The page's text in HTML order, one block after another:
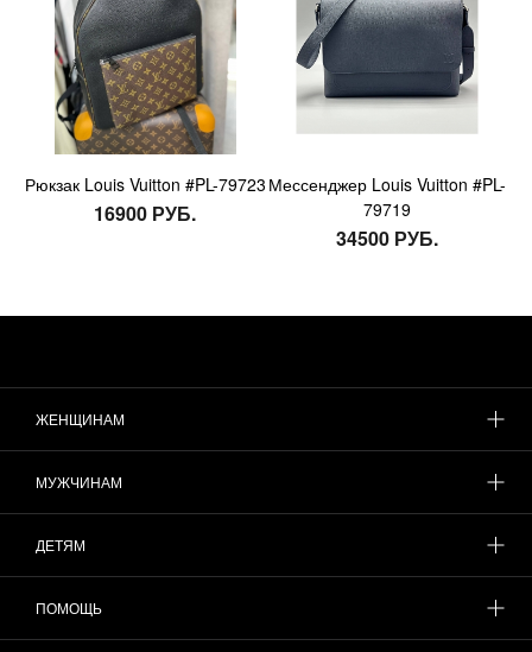
Рюкзак Louis Vuitton #PL-79723
16900 РУБ.
Мессенджер Louis Vuitton #PL-
79719
34500 РУБ.
ЖЕНЩИНАМ
МУЖЧИНАМ
ДЕТЯМ
ПОМОЩЬ